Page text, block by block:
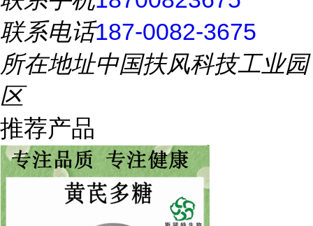
联系电话187-0082-3675
所在地址中国扶风科技工业园
区
推荐产品